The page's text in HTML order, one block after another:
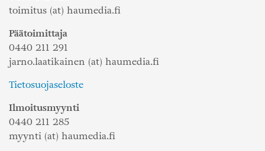
toimitus (at) haumedia.fi
Päätoimittaja
0440 211 291
jarno.laatikainen (at) haumedia.fi
Tietosuojaseloste
Ilmoitusmyynti
0440 211 285
myynti (at) haumedia.fi